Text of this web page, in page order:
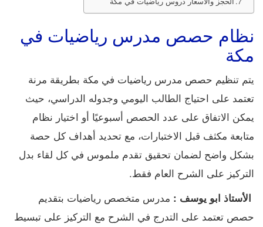
نظام حصص مدرس رياضيات في
مكة
يتم تنظيم حصص مدرس رياضيات في مكة بطريقة مرنة
تعتمد على احتياج الطالب اليومي وجدوله الدراسي، حيث
يمكن الاتفاق على عدد الحصص أسبوعيًا أو اختيار نظام
متابعة مكثف قبل الاختبارات، مع تحديد أهداف كل حصة
بشكل واضح لضمان تحقيق تقدم ملموس في كل لقاء بدل
التركيز على الشرح العام فقط.
الأستاذ ابو يوسف : مدرس متخصص رياضيات بتقديم
حصص تعتمد على التدرج في الشرح مع التركيز على تبسيط